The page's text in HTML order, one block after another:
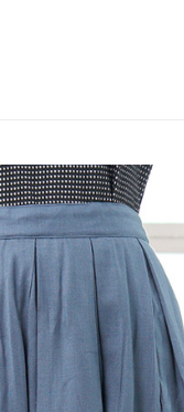
３．收到繳費通知簡訊後14
／ATM／網路銀行／等多元
※ 請注意：結帳手續完成當
絡購買商品的店家。未經商
先享後付繳納相關費用。
※ 交易是否成功請以「
是否繳費成功／繳費後需取
付客戶支援中心」
https://
【注意事項】
１．透過由恩沛科技股份有
交易，需依本服務之必要範
求債權轉讓予恩沛科技股份
每筆NT$60，滿
7-11取貨付款
每筆NT$60，滿
付款後7-11取貨
每筆NT$60，滿
黑貓宅急便(包裹尺寸
每筆NT$100，滿